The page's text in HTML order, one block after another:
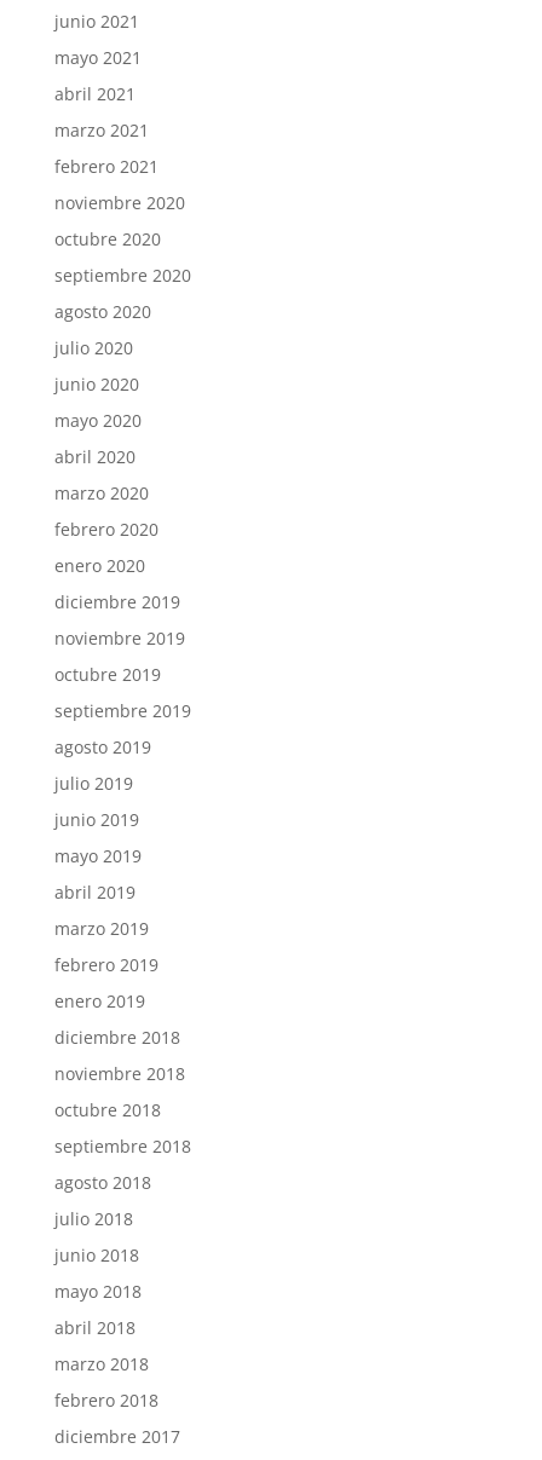
junio 2021
mayo 2021
abril 2021
marzo 2021
febrero 2021
noviembre 2020
octubre 2020
septiembre 2020
agosto 2020
julio 2020
junio 2020
mayo 2020
abril 2020
marzo 2020
febrero 2020
enero 2020
diciembre 2019
noviembre 2019
octubre 2019
septiembre 2019
agosto 2019
julio 2019
junio 2019
mayo 2019
abril 2019
marzo 2019
febrero 2019
enero 2019
diciembre 2018
noviembre 2018
octubre 2018
septiembre 2018
agosto 2018
julio 2018
junio 2018
mayo 2018
abril 2018
marzo 2018
febrero 2018
diciembre 2017